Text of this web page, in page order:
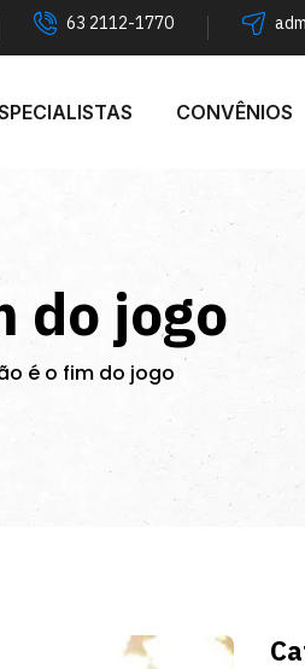
63 2112-1770
CONVÊNIOS
do jogo
é o fim do jogo